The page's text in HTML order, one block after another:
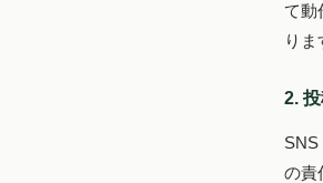
て動
りま
2.
SNS
の責